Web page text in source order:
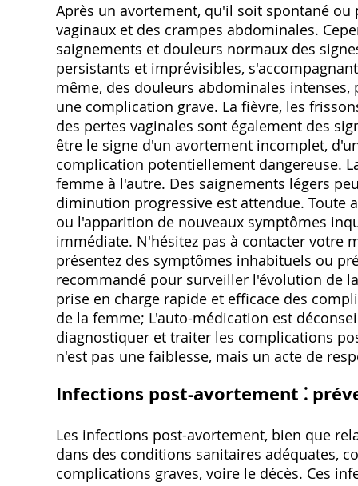
Après un avortement, qu'il soit spontané
vaginaux et des crampes abdominales.
saignements et douleurs normaux des
persistants et imprévisibles,
même, des douleurs abdominales
une complication grave. La fièvre, les
des pertes vaginales sont également des
être le signe d'un avortement incomplet,
complication potentiellement dangereuse.
femme à l'autre. Des saignements légers
diminution progressive est attendue. Toute
ou l'apparition de nouveaux symptômes
immédiate. N'hésitez pas à contacter votre
présentez des symptômes inhabituels ou
recommandé pour surveiller l'évolution de
prise en charge rapide et efficace des
de la femme; L'auto-médication est
diagnostiquer et traiter les complications
n'est pas une faiblesse, mais un acte de
Infections post-avortement ⁚
Les infections post-avortement, bien que
dans des conditions sanitaires adéquates,
complications graves, voire le décès. Ces